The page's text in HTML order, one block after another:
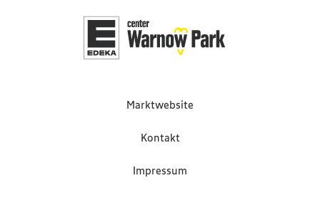
Marktwebsite
Kontakt
Impressum